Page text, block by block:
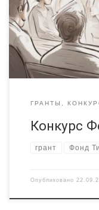
учет мнения детей
реализации
потенциала детей и
территориях, для их
ГРАНТЫ,
Конкурс
грант Фонд
Опубликовано